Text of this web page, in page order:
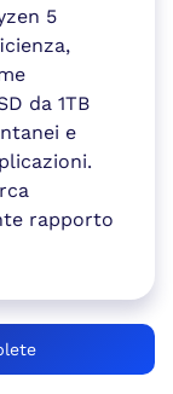
5
da 1TB
e
rapporto